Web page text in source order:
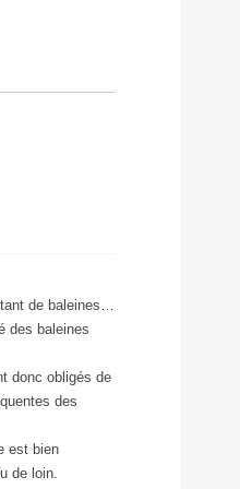
de baleines…
des baleines
donc obligés de
des
est bien
de loin.